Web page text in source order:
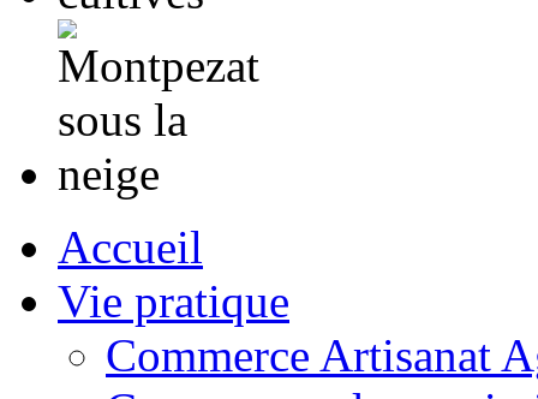
Accueil
Vie pratique
Commerce Artisanat